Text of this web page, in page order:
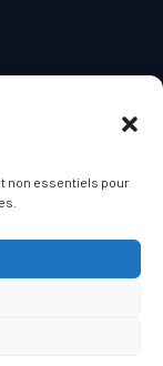
non essentiels pour
réservés.